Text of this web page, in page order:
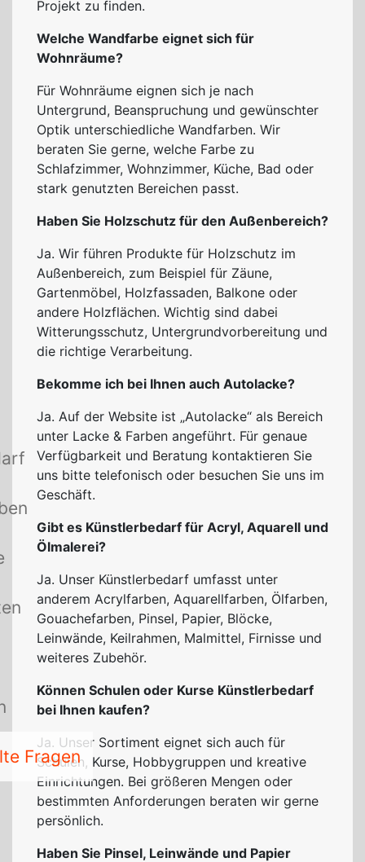
Fragen
Projekt zu finden.
Welche Wandfarbe eignet sich für
Wohnräume?
Für Wohnräume eignen sich je nach
Untergrund, Beanspruchung und gewünschter
Optik unterschiedliche Wandfarben. Wir
beraten Sie gerne, welche Farbe zu
Schlafzimmer, Wohnzimmer, Küche, Bad oder
stark genutzten Bereichen passt.
Haben Sie Holzschutz für den Außenbereich?
Ja. Wir führen Produkte für Holzschutz im
Außenbereich, zum Beispiel für Zäune,
Gartenmöbel, Holzfassaden, Balkone oder
andere Holzflächen. Wichtig sind dabei
Witterungsschutz, Untergrundvorbereitung und
die richtige Verarbeitung.
Bekomme ich bei Ihnen auch Autolacke?
Ja. Auf der Website ist „Autolacke“ als Bereich
unter Lacke & Farben angeführt. Für genaue
Verfügbarkeit und Beratung kontaktieren Sie
uns bitte telefonisch oder besuchen Sie uns im
Geschäft.
Gibt es Künstlerbedarf für Acryl, Aquarell und
Ölmalerei?
Ja. Unser Künstlerbedarf umfasst unter
anderem Acrylfarben, Aquarellfarben, Ölfarben,
Gouachefarben, Pinsel, Papier, Blöcke,
Leinwände, Keilrahmen, Malmittel, Firnisse und
weiteres Zubehör.
Können Schulen oder Kurse Künstlerbedarf
bei Ihnen kaufen?
Ja. Unser Sortiment eignet sich auch für
Schulen, Kurse, Hobbygruppen und kreative
Einrichtungen. Bei größeren Mengen oder
bestimmten Anforderungen beraten wir gerne
persönlich.
Haben Sie Pinsel, Leinwände und Papier